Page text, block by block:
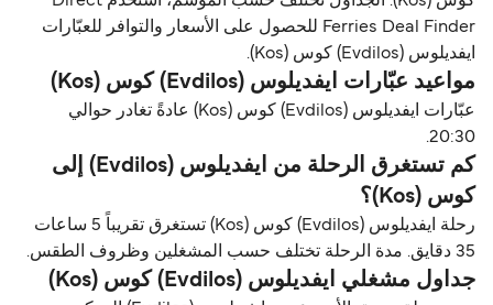
Ferries Deal Finder للحصول على الأسعار والتوافر للعبّارات
ايفديلوس (Evdilos) كوس (Kos).
مواعيد عبّارات ايفديلوس (Evdilos) كوس (Kos)
عبّارات ايفديلوس (Evdilos) كوس (Kos) عادةً تغادر حوالي
20:30.
كم تستغرق الرحلة من ايفديلوس (Evdilos) إلى
كوس (Kos)؟
رحلة ايفديلوس (Evdilos) كوس (Kos) تستغرق تقريباً 5 ساعات
35 دقايق. مدة الرحلة تختلف حسب المشغلين وظروف الطقس.
جداول مشغلي ايفديلوس (Evdilos) كوس (Kos)